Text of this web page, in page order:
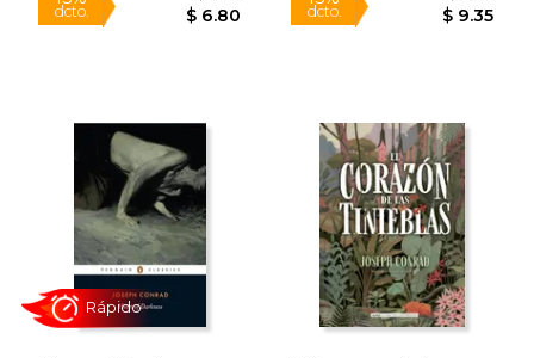
15%
dcto.
15%
dcto.